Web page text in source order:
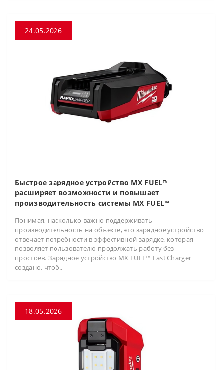
24.05.2026
Быстрое зарядное устройство MX FUEL™
расширяет возможности и повышает
производительность системы MX FUEL™
Понимая, насколько важно поддерживать
производительность на объекте, это зарядное устройство
отвечает потребности в эффективной зарядке, которая
позволяет пользователю продолжать работу без
простоев. Зарядное устройство MX FUEL™ Fast Charger
создано, чтоб..
18.05.2026